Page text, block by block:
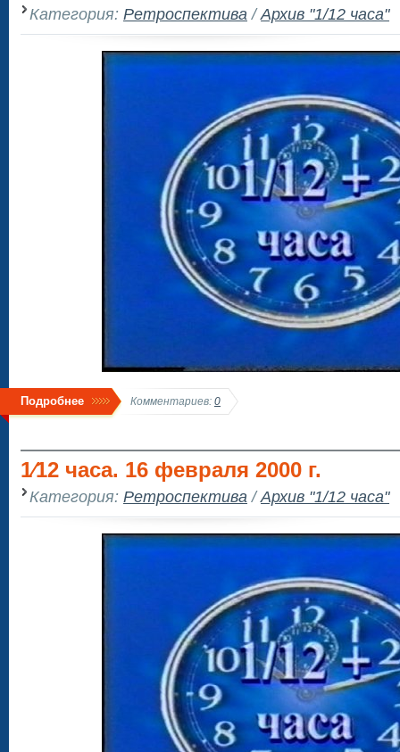
Категория: Ретроспектива /Архив "1/12 часа"
Подробнее Комментариев: 0
1⁄12 часа. 16 февраля 2000 г.
Категория: Ретроспектива /Архив "1/12 часа"